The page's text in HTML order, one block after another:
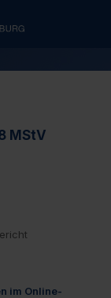
MStV
im Online-